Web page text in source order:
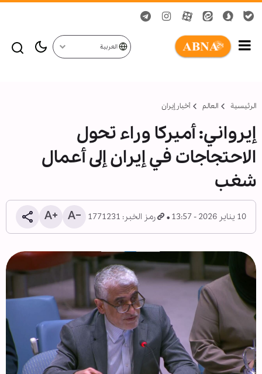
العربية
الرئيسية العالم أخبار إيران
إيرواني: أميركا وراء تحول
الاحتجاجات في إيران إلى أعمال
شغب
10 يناير 2026 - 13:57 رمز الخبر: 1771231